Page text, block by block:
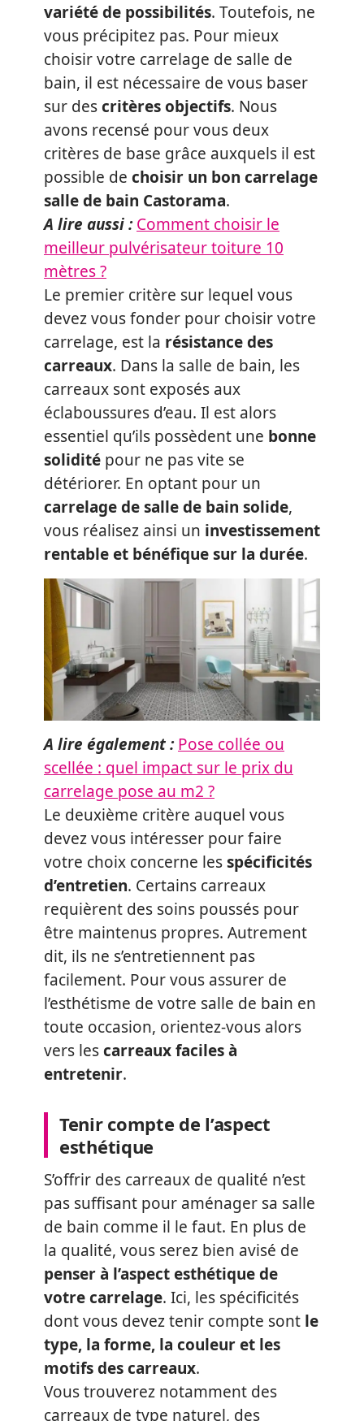
variété de possibilités. Toutefois, ne
vous précipitez pas. Pour mieux
choisir votre carrelage de salle de
bain, il est nécessaire de vous baser
sur descritères objectifs. Nous
avons recensé pour vous deux
critères de base grâce auxquels il est
possible de choisir un bon carrelage
salle de bain Castorama.
A lire aussi : Comment choisir le
meilleur pulvérisateur toiture 10
mètres ?
Le premier critère sur lequel vous
devez vous fonder pour choisir votre
carrelage, est la résistance des
carreaux. Dans la salle de bain, les
carreaux sont exposés aux
éclaboussures d’eau. Il est alors
essentiel qu’ils possèdent une bonne
solidité pour ne pas vite se
détériorer. En optant pour un
carrelage de salle de bain solide,
vous réalisez ainsi un investissement
rentable et bénéfique sur la durée.
A lire également : Pose collée ou
scellée : quel impact sur le prix du
carrelage pose au m2 ?
Le deuxième critère auquel vous
devez vous intéresser pour faire
votre choix concerne lesspécificités
d’entretien. Certains carreaux
requièrent des soins poussés pour
être maintenus propres. Autrement
dit, ils ne s’entretiennent pas
facilement. Pour vous assurer de
l’esthétisme de votre salle de bain en
toute occasion, orientez-vous alors
vers lescarreaux faciles à
entretenir.
Tenir compte de l’aspect
esthétique
S’offrir des carreaux de qualité n’est
pas suffisant pour aménager sa salle
de bain comme il le faut. En plus de
la qualité, vous serez bien avisé de
penser à l’aspect esthétique de
votre carrelage. Ici, les spécificités
dont vous devez tenir compte sont le
type, la forme, la couleur et les
motifs des carreaux.
Vous trouverez notamment des
carreaux de type naturel, des